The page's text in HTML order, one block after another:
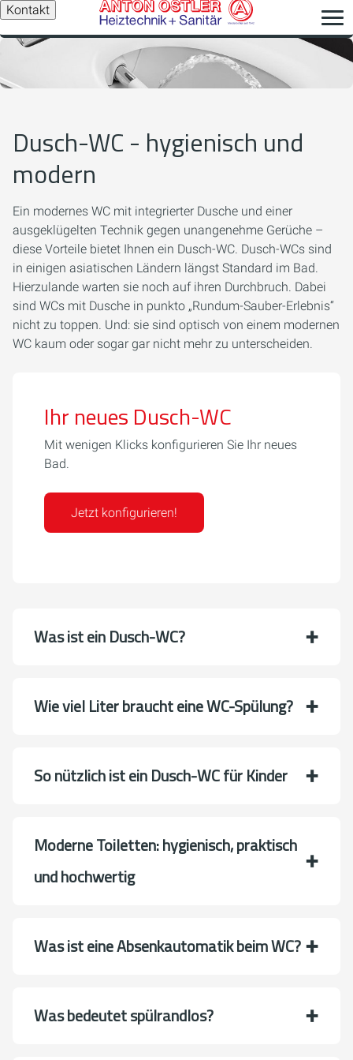
Kontakt
Dusch-WC - hygienisch und
modern
Ein modernes WC mit integrierter Dusche und einer
ausgeklügelten Technik gegen unangenehme Gerüche –
diese Vorteile bietet Ihnen ein Dusch-WC. Dusch-WCs sind
in einigen asiatischen Ländern längst Standard im Bad.
Hierzulande warten sie noch auf ihren Durchbruch. Dabei
sind WCs mit Dusche in punkto „Rundum-Sauber-Erlebnis“
nicht zu toppen. Und: sie sind optisch von einem modernen
WC kaum oder sogar gar nicht mehr zu unterscheiden.
Ihr neues Dusch-WC
Mit wenigen Klicks konfigurieren Sie Ihr neues
Bad.
Jetzt konfigurieren!
Was ist ein Dusch-WC?
Wie viel Liter braucht eine WC-Spülung?
So nützlich ist ein Dusch-WC für Kinder
Moderne Toiletten: hygienisch, praktisch
und hochwertig
Was ist eine Absenkautomatik beim WC?
Was bedeutet spülrandlos?